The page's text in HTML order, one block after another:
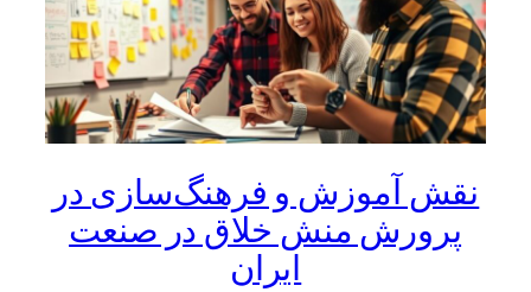
نقش آموزش و فرهنگ‌سازی در
پرورش منش خلاق در صنعت
ایران